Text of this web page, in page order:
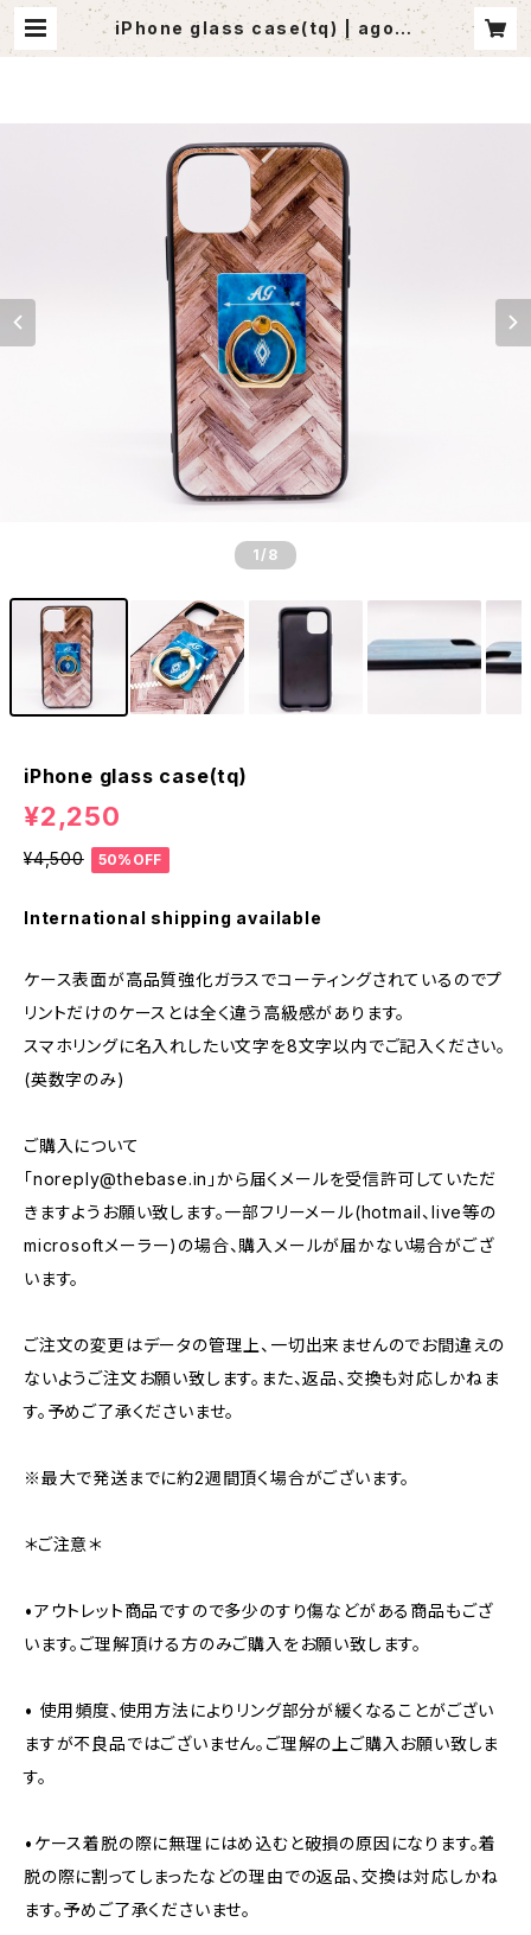
iPhone glass case(tq) | agout
let
1 /8
iPhone glass case(tq)
¥2,250
¥4,500 50%OFF
International shipping available
ケース表面が高品質強化ガラスでコーティングされているのでプ
リントだけのケースとは全く違う高級感があります。
スマホリングに名入れしたい文字を8文字以内でご記入ください。
(英数字のみ)
ご購入について
「noreply@thebase.in 」から届くメールを受信許可していただ
きますようお願い致します。一部フリーメール(hotmail、live等の
microsoftメーラー)の場合、購入メールが届かない場合がござ
います。
ご注文の変更はデータの管理上、一切出来ませんのでお間違えの
ないようご注文お願い致します。また、返品、交換も対応しかねま
す。予めご了承くださいませ。
※最大で発送までに約2週間頂く場合がございます。
＊ご注意＊
•アウトレット商品ですので多少のすり傷などがある商品もござ
います。ご理解頂ける方のみご購入をお願い致します。
• 使用頻度、使用方法によりリング部分が緩くなることがござい
ますが不良品ではございません。ご理解の上ご購入お願い致しま
す。
•ケース着脱の際に無理にはめ込むと破損の原因になります。着
脱の際に割ってしまったなどの理由での返品、交換は対応しかね
ます。予めご了承くださいませ。